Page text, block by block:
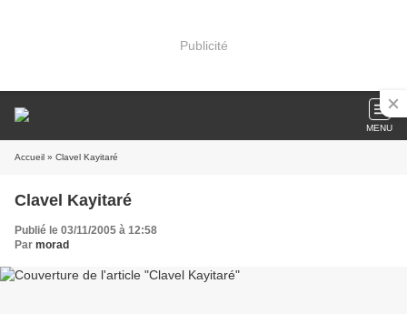
Publicité
MENU
Accueil » Clavel Kayitaré
Clavel Kayitaré
Publié le 03/11/2005 à 12:58
Par morad